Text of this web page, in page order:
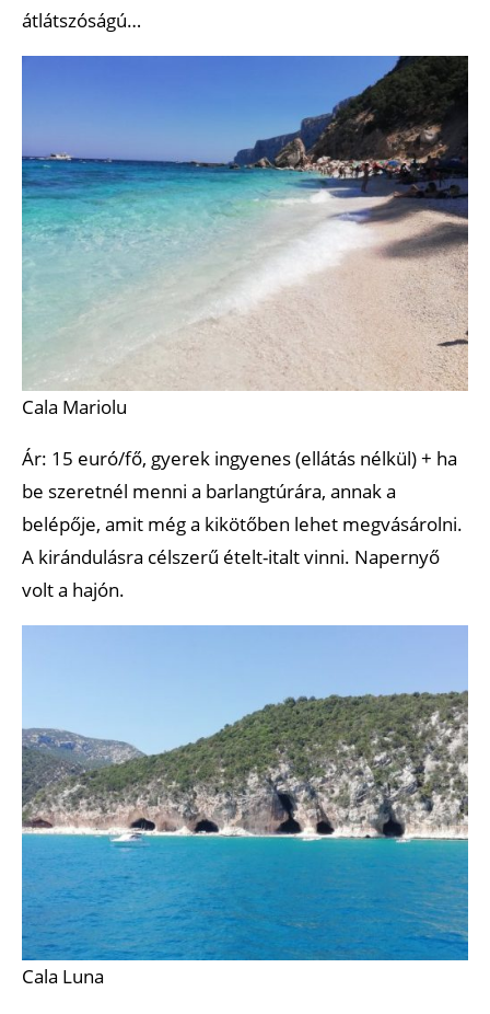
átlátszóságú…
Cala Mariolu
Ár: 15 euró/fő, gyerek ingyenes (ellátás nélkül) + ha
be szeretnél menni a barlangtúrára, annak a
belépője, amit még a kikötőben lehet megvásárolni.
A kirándulásra célszerű ételt-italt vinni. Napernyő
volt a hajón.
Cala Luna